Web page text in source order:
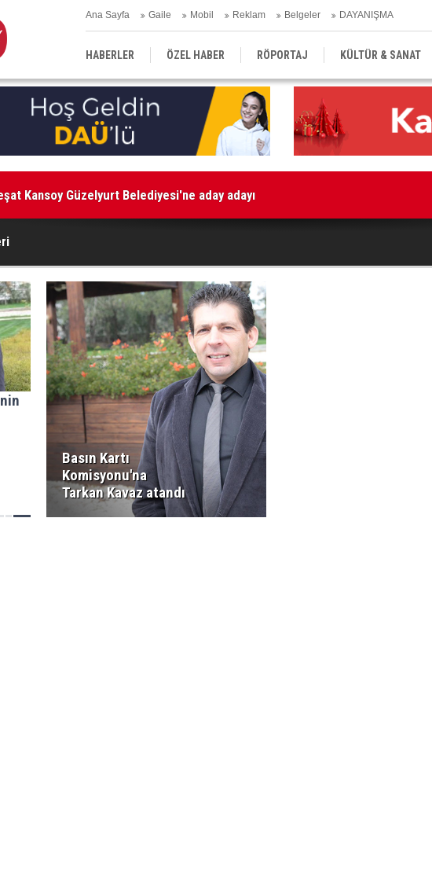
Ana Sayfa Gaile Mobil Reklam Belgeler DAYANIŞMA
HABERLER ÖZEL HABER RÖPORTAJ KÜLTÜR & SANAT
EĞİTİM YEREL YÖNETİM DERGİLER
Kansoy Güzelyurt Belediyesi'ne aday adayı
açılması için anlaşma taslağına son hali verildi
Basın Kartı
Komisyonu'na
Tarkan Kavaz atandı